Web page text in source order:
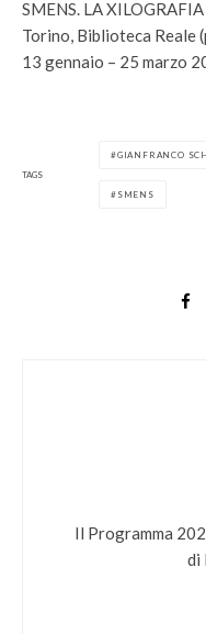
SMENS. LA
Torino, Biblioteca Reale
13 gennaio – 25 marzo
TAGS
GIANFRANCO
SMENS
Il Programma
di